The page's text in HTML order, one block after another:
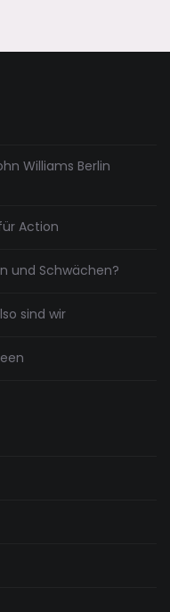
Williams Berlin
Action
und Schwächen?
sind wir